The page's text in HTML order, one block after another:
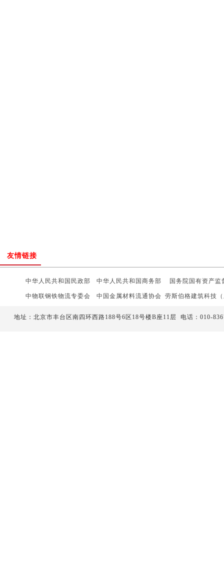
地址：北京市丰台区南四环西路188号6区18号楼B座11层 电话： 010-
中华人民共和国民政部 中华人民共和国商务部 国务院 国有资产监
中物联钢铁物流专委会 中国金属材料流通协会 劳斯伯格建筑科技
友情链接